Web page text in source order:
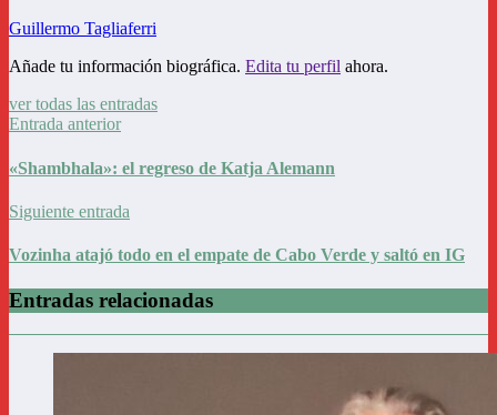
Guillermo Tagliaferri
Añade tu información biográfica. Edita tu perfil ahora.
ver todas las entradas
Entrada anterior
«Shambhala»: el regreso de Katja Alemann
Siguiente entrada
Vozinha atajó todo en el empate de Cabo Verde y saltó en IG
Entradas relacionadas